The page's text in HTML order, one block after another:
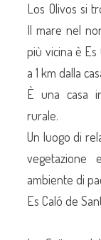
Los Olivos si
Il mare nel
più vicina è
a 1 km dalla
È una casa
rurale.
Un luogo di
ambiente di
Es Caló de